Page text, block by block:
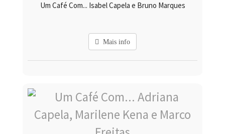
Um Café Com... Isabel Capela e Bruno Marques
Mais info